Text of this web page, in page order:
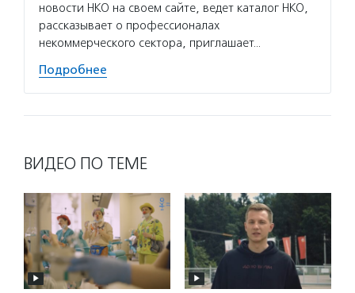
новости НКО на своем сайте, ведет каталог НКО,
рассказывает о профессионалах
некоммерческого сектора, приглашает…
Подробнее
ВИДЕО ПО ТЕМЕ